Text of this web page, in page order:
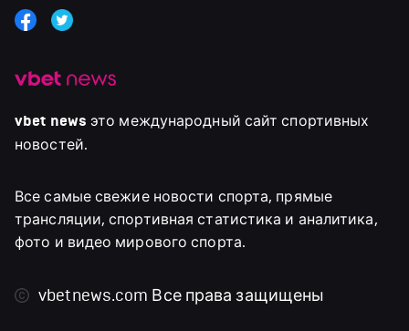
vbet news это международный сайт спортивных
новостей.
Все самые свежие новости спорта, прямые
трансляции, спортивная статистика и аналитика,
фото и видео мирового спорта.
vbetnews.com Все права защищены